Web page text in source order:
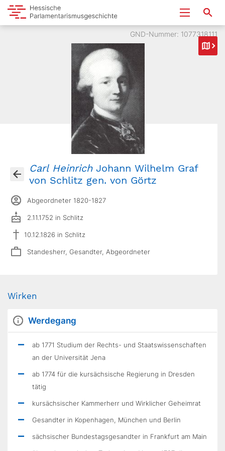
GND-Nummer: 1077318111
Carl HeinrichJohann Wilhelm Graf
von Schlitz gen. von Görtz
Abgeordneter 1820-1827
2.11.1752 in Schlitz
10.12.1826 in Schlitz
Standesherr, Gesandter, Abgeordneter
Wirken
Werdegang
ab 1771 Studium der Rechts- und Staatswissenschaften
an der Universität Jena
ab 1774 für die kursächsische Regierung in Dresden
tätig
kursächsischer Kammerherr und Wirklicher Geheimrat
Gesandter in Kopenhagen, München und Berlin
sächsischer Bundestagsgesandter in Frankfurt am Main